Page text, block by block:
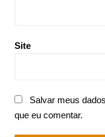
Site
Salvar meus
que eu comentar.